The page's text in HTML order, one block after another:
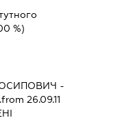
%)
-
26.09.11